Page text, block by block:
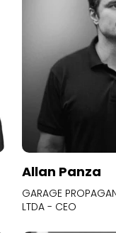
Allan Panza
GARAGE
LTDA - CEO